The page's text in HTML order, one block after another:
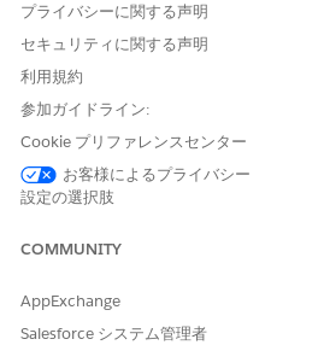
このサービスプロセスでは、手動履行の
動履行などのカスタムロジックを含める
Integration の制限と考慮事項」
このテンプレートには、受入または履行
要求の取得方法と履行方法を定義するコ
プライバシーに関する声明
セキュリティに関する声明
利用規約
参加ガイドライン:
Cookie プリファレンスセンター
お客様によるプライバシー
設定の選択肢
COMMUNITY
AppExchange
Salesforce システム管理者